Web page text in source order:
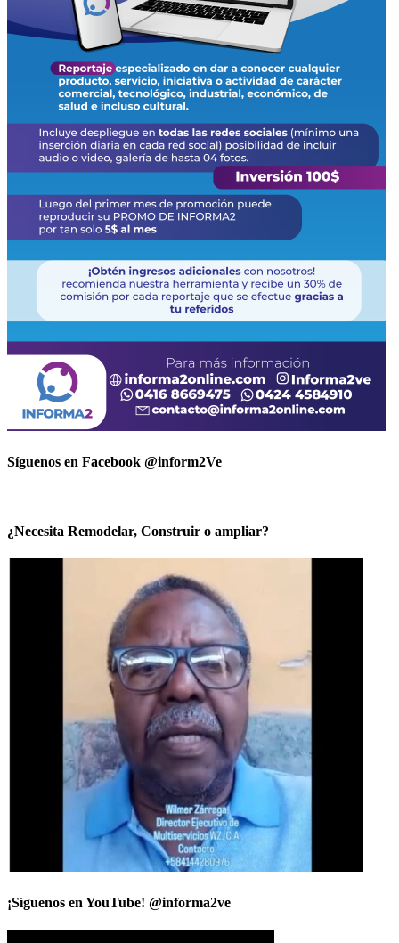
Síguenos en Facebook @inform2Ve
¿Necesita Remodelar, Construir o ampliar?
¡Síguenos en YouTube! @informa2ve